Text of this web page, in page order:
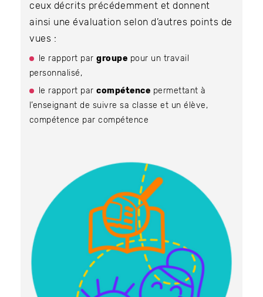
ceux décrits précédemment et donnent
ainsi une évaluation selon d’autres points de
vues :
le rapport pargroupe pour un travail
personnalisé,
le rapport parcompétence permettant à
l’enseignant de suivre sa classe et un élève,
compétence par compétence